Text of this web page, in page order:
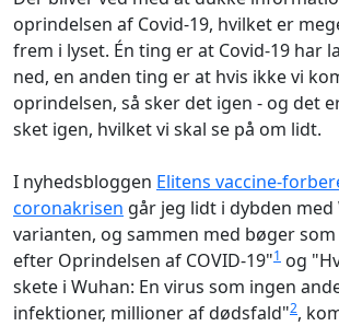
oprindelsen af Covid-19, hvilket er
frem i lyset. Én ting er at Covid-19 har
ned, en anden ting er at hvis ikke vi
oprindelsen, så sker det igen - og det
sket igen, hvilket vi skal se på om lidt.
I nyhedsbloggen Elitens vaccine-
coronakrisen går jeg lidt i dybden med
varianten, og sammen med bøger som
efter Oprindelsen af COVID-19"1 og
skete i Wuhan: En virus som ingen
infektioner, millioner af dødsfald"2,